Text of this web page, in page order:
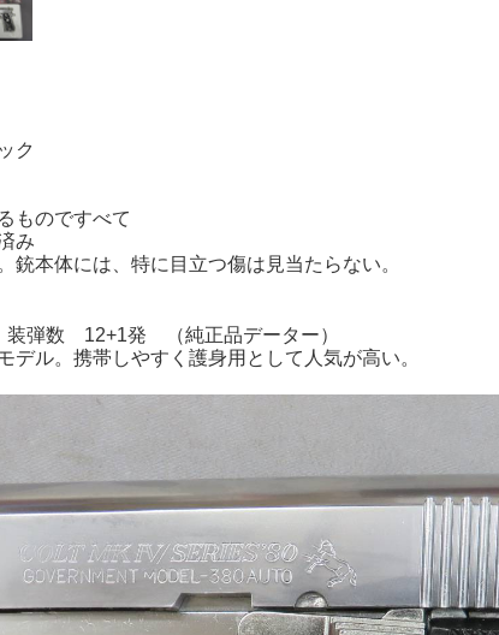
ク
のですべて
み
体には、特に目立つ傷は見当たらない。
数 12+1発 （純正品データー）
デル。携帯しやすく護身用として人気が高い。